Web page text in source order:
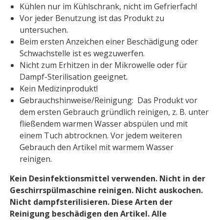
Kühlen nur im Kühlschrank, nicht im Gefrierfach!
Vor jeder Benutzung ist das Produkt zu
untersuchen.
Beim ersten Anzeichen einer Beschädigung oder
Schwachstelle ist es wegzuwerfen.
Nicht zum Erhitzen in der Mikrowelle oder für
Dampf-Sterilisation geeignet.
Kein Medizinprodukt!
Gebrauchshinweise/Reinigung: Das Produkt vor
dem ersten Gebrauch gründlich reinigen, z. B. unter
fließendem warmen Wasser abspülen und mit
einem Tuch abtrocknen. Vor jedem weiteren
Gebrauch den Artikel mit warmem Wasser
reinigen.
Kein Desinfektionsmittel verwenden. Nicht in der
Geschirrspülmaschine reinigen. Nicht auskochen.
Nicht dampfsterilisieren. Diese Arten der
Reinigung beschädigen den Artikel. Alle